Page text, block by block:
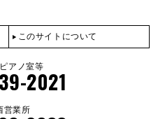
このサイトについて
アノ室等
2021
営業所